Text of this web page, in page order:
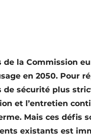
de la Commission
en 2050. Pour
de sécurité plus
et l’entretien
Mais ces défis
existants est